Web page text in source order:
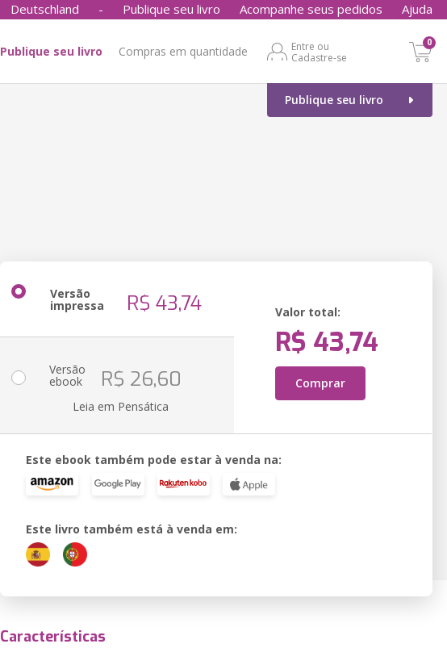
Deutschland - Publique seu livro Acompanhe seus pedidos Ajuda
Publique seu livro Compras em quantidade
Entre ou
Cadastre-se
0
Publique seu livro
Versão
impressa R$ 43,74 Valor total:
R$ 43,74
Comprar
Versão
ebook R$ 26,60
Leia em Pensática
Este ebook também pode estar à venda na:
Este livro também está à venda em:
Características